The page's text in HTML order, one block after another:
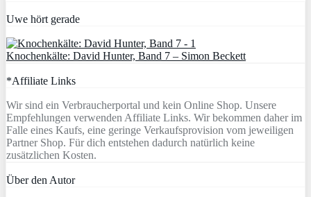
Uwe hört gerade
Knochenkälte: David Hunter, Band 7 – Simon Beckett
*Affiliate Links
Wir sind ein Verbraucherportal und kein Online Shop. Unsere
Empfehlungen verwenden Affiliate Links. Wir bekommen daher im
Falle eines Kaufs, eine geringe Verkaufsprovision vom jeweiligen
Partner Shop. Für dich entstehen dadurch natürlich keine
zusätzlichen Kosten.
Über den Autor